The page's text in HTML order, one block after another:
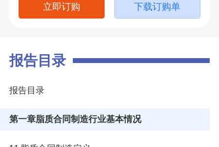
立即订购 下载订购单
报告目录
报告目录
第一章脂质合同制造行业基本情况